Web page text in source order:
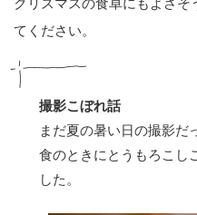
てください。
撮影こぼれ話
まだ夏の暑い日の撮影だ
食のときにとうもろこし
した。